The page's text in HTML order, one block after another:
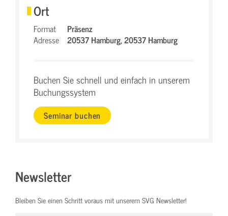
Ort
Format
Präsenz
Adresse
20537 Hamburg,20537 Hamburg
Buchen Sie schnell und einfach in unserem
Buchungssystem
Seminar buchen
Newsletter
Bleiben Sie einen Schritt voraus mit unserem SVG Newsletter!